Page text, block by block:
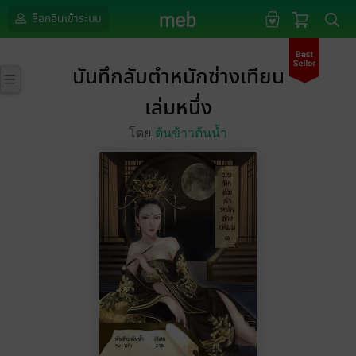
ล็อกอินเข้าระบบ
บันทึกลับตำหนักซ่างเทียน
เล่มหนึ่ง
โดย ต้นข้าวต้นน้ำ